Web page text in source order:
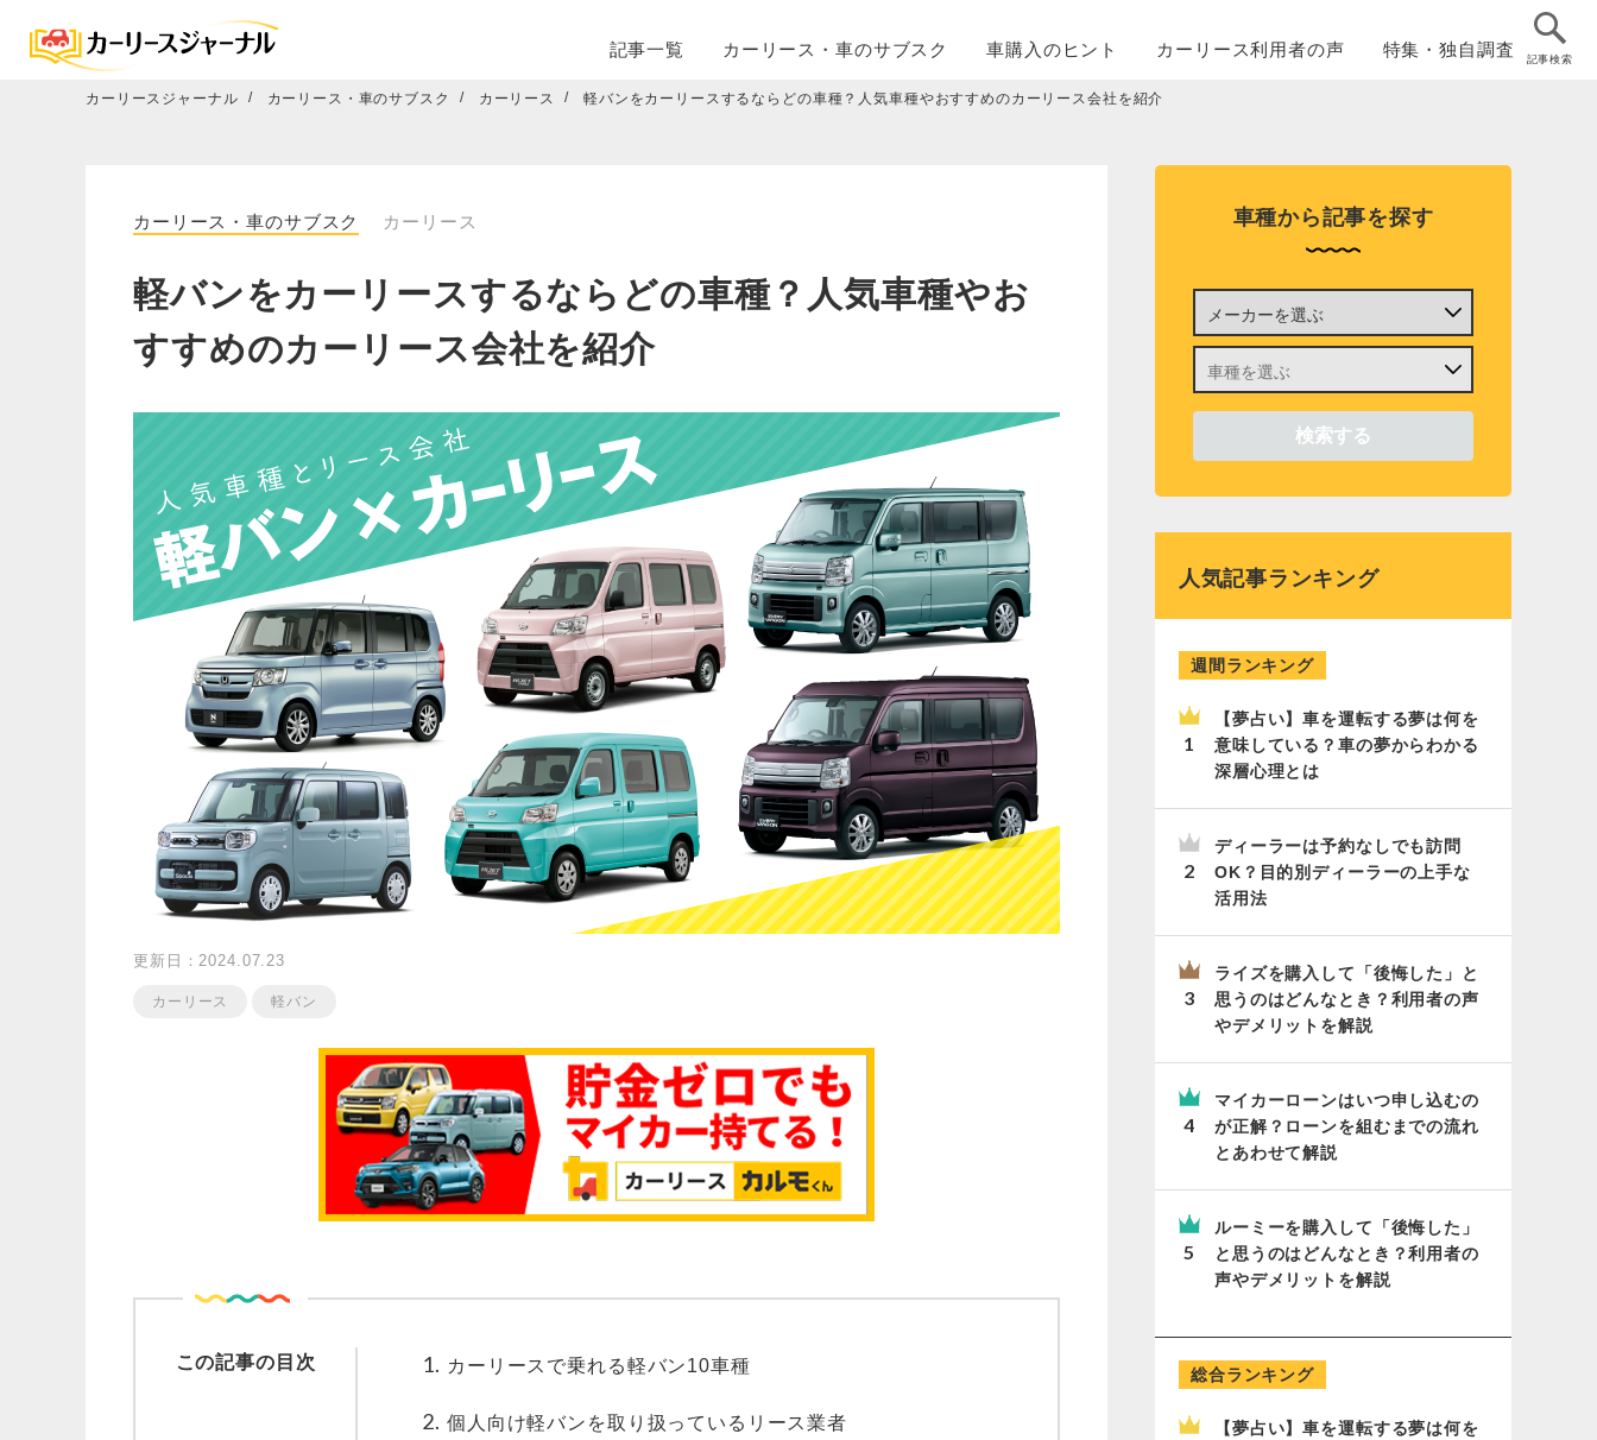
記事一覧 カーリース・車のサブスク 車購入の ヒント カーリース利用者の声 特集・独自調査 記事検索
カーリースジャーナル カーリース・車のサブスク カーリース 軽バンをカーリースするならどの車種？人気車種やおすすめのカーリース会社を紹介
カーリース・車のサブスク カーリース
軽バンをカーリースするならどの車種？人気車種やお
すすめのカーリース会社を紹介
更新日：2024.07.23
カーリース 軽バン
この記事の目次 カーリースで乗れる軽バン10車種
個人向け軽バンを取り扱っているリース業者
車種から記事を探す
人気記事ランキング
週間ランキング
【夢占い】車を運転する夢は何を
意味している？車の夢からわかる
深層心理とは
ディーラーは予約なしでも訪問
OK？目的別ディーラーの上手な
活用法
ライズを購入して「後悔した」と
思うのはどんなとき？利用者の声
やデメリットを解説
マイカーローンはいつ申し込むの
が正解？ローンを組むまでの流れ
とあわせて解説
ルーミーを購入して「後悔した」
と思うのはどんなとき？利用者の
声やデメリットを解説
総合ランキング
【夢占い】車を運転する夢は何を